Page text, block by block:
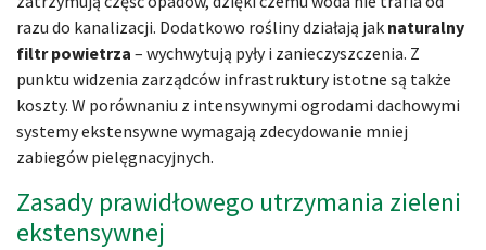
razu do kanalizacji. Dodatkowo rośliny działają jak naturalny
filtr powietrza – wychwytują pyły i zanieczyszczenia. Z
punktu widzenia zarządców infrastruktury istotne są także
koszty. W porównaniu z intensywnymi ogrodami dachowymi
systemy ekstensywne wymagają zdecydowanie mniej
zabiegów pielęgnacyjnych.
Zasady prawidłowego utrzymania zieleni
ekstensywnej